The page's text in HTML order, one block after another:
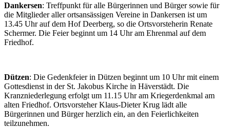
Dankersen: Treffpunkt für alle Bürgerinnen und Bürger sowie für
die Mitglieder aller ortsansässigen Vereine in Dankersen ist um
13.45 Uhr auf dem Hof Deerberg, so die Ortsvorsteherin Renate
Schermer. Die Feier beginnt um 14 Uhr am Ehrenmal auf dem
Friedhof.
Dützen: Die Gedenkfeier in Dützen beginnt um 10 Uhr mit einem
Gottesdienst in der St. Jakobus Kirche in Häverstädt. Die
Kranzniederlegung erfolgt um 11.15 Uhr am Kriegerdenkmal am
alten Friedhof. Ortsvorsteher Klaus-Dieter Krug lädt alle
Bürgerinnen und Bürger herzlich ein, an den Feierlichkeiten
teilzunehmen.